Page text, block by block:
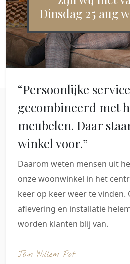
“Persoonlijke service
gecombineerd met
meubelen. Daar
winkel voor.”
Daarom weten mensen uit
onze woonwinkel in het
keer op keer weer te vinden.
aflevering en installatie
worden klanten blij van.
Jan Willem Pot
Dinsdag 25 aug